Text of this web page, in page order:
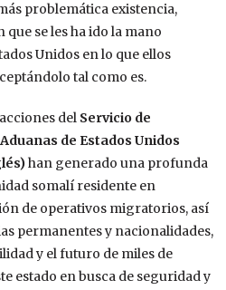
problemática existencia,
se les ha ido la mano
Unidos en lo que ellos
tal como es.
del Servicio de
de Estados Unidos
han generado una profunda
somalí residente en
de operativos migratorios, así
permanentes y nacionalidades,
y el futuro de miles de
estado en busca de seguridad y